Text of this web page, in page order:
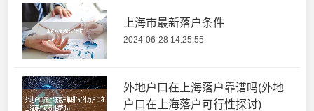
上海市最新落户条件
2024-06-28 14:25:55
外地户口在上海落户靠谱吗(外地
户口在上海落户可行性探讨)